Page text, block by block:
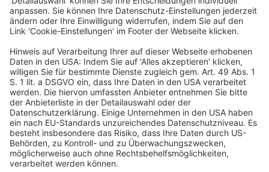
OLG Köln: Rückkehrpflicht IV
Veröffentlicht am2. Juni 2025von rö
Die Rückkehrpflicht für Mietwagen gemäß § 49 Abs.
Köln, Urteil vom 9.5.2025 – 6 U 106/24 […]
WEITERLESEN
Wirtschaftsrecht